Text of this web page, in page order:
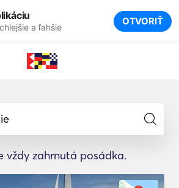
a ľahšie OTVORIŤ
vždy zahrnutá posádka.